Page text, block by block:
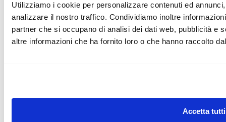
Utilizziamo i cookie per personalizzare contenuti ed
analizzare il nostro traffico. Condividiamo inoltre
partner che si occupano di analisi dei dati web, pubblicità e
altre informazioni che ha fornito loro o che hanno raccolto
Accetta tutti
5 consigli per scegliere la piscina fuori terra
migliore per te